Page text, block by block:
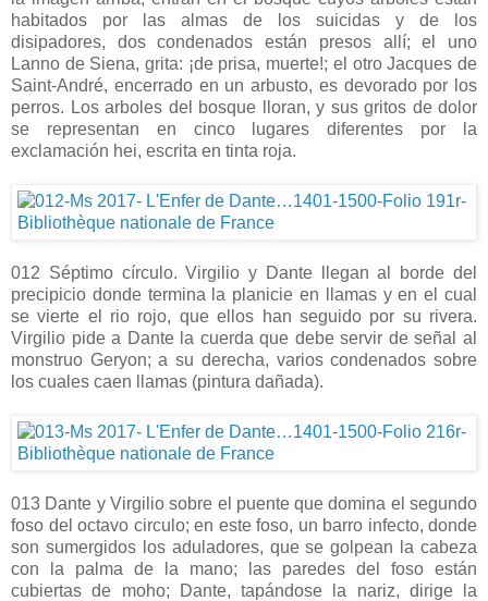
habitados por las almas de los suicidas y de los
disipadores, dos condenados están presos allí; el uno
Lanno de Siena, grita: ¡de prisa, muerte!; el otro Jacques de
Saint-André, encerrado en un arbusto, es devorado por los
perros. Los arboles del bosque lloran, y sus gritos de dolor
se representan en cinco lugares diferentes por la
exclamación hei, escrita en tinta roja.
012 Séptimo círculo. Virgilio y Dante llegan al borde del
precipicio donde termina la planicie en llamas y en el cual
se vierte el rio rojo, que ellos han seguido por su rivera.
Virgilio pide a Dante la cuerda que debe servir de señal al
monstruo Geryon; a su derecha, varios condenados sobre
los cuales caen llamas (pintura dañada).
013 Dante y Virgilio sobre el puente que domina el segundo
foso del octavo circulo; en este foso, un barro infecto, donde
son sumergidos los aduladores, que se golpean la cabeza
con la palma de la mano; las paredes del foso están
cubiertas de moho; Dante, tapándose la nariz, dirige la